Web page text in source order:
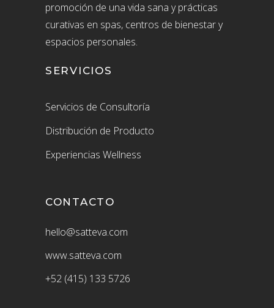
promoción de una vida sana y prácticas
curativas en spas, centros de bienestar y
espacios personales.
SERVICIOS
Servicios de Consultoría
Distribución de Producto
Experiencias Wellness
CONTACTO
hello@satteva.com
www.satteva.com
+52 (415) 133 5726